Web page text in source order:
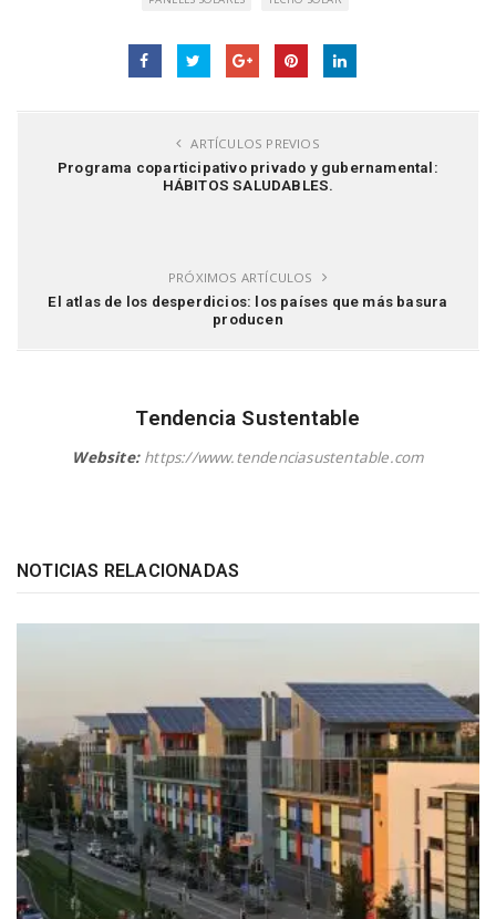
ARTÍCULOS PREVIOS
Programa coparticipativo privado y gubernamental:
HÁBITOS SALUDABLES.
PRÓXIMOS ARTÍCULOS
El atlas de los desperdicios: los países que más basura
producen
Tendencia Sustentable
Website: https://www.tendenciasustentable.com
NOTICIAS RELACIONADAS